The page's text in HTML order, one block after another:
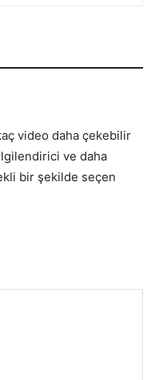
video daha çekebilir
ve daha
bir şekilde seçen